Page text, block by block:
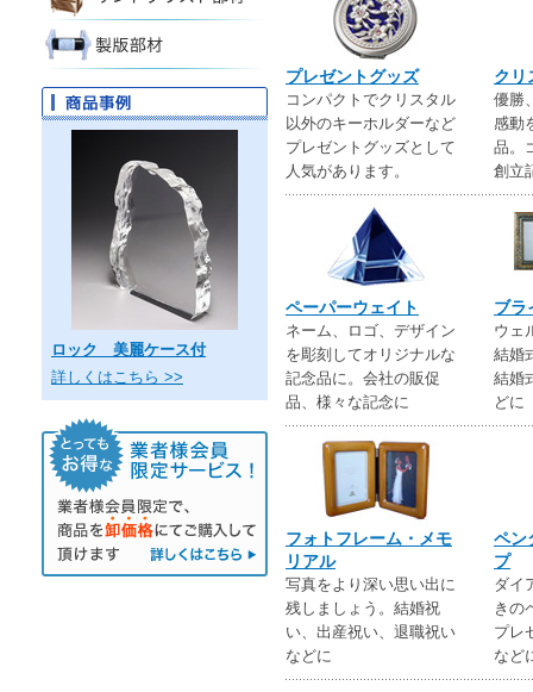
ロック 美麗ケース付
詳しくはこちら >>
プレゼントグッズ
コンパクトでクリスタル
以外のキーホルダーなど
プレゼントグッズとして
人気があります。
クリ
優勝
感動
品。
創立
ペーパーウェイト
ネーム、ロゴ、デザイン
を彫刻してオリジナルな
記念品に。会社の販促
品、様々な記念に
ブラ
ウェ
結婚
結婚
どに
フォトフレーム・メモ
リアル
写真をより深い思い出に
残しましょう。結婚祝
い、出産祝い、退職祝い
などに
ペン
プ
ダイ
きの
プレ
など